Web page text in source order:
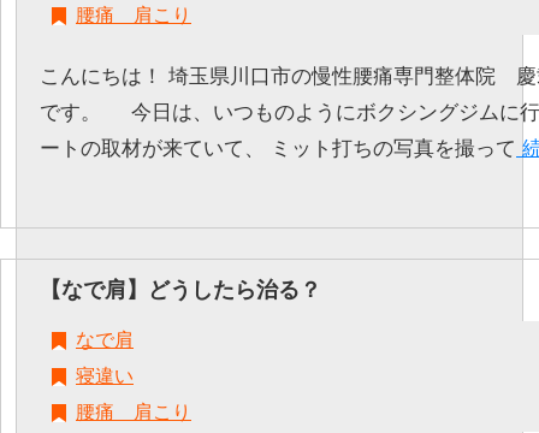
腰痛 肩こり
こんにちは！ 埼玉県川口市の慢性腰痛専門整体院
です。 今日は、いつものようにボクシングジムに
ートの取材が来ていて、 ミット打ちの写真を撮って
【なで肩】どうしたら治る？
なで肩
寝違い
腰痛 肩こり